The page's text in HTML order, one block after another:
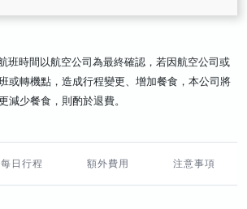
班時間以航空公司為最終確認，若因航空公司或
或轉機點，造成行程變更、增加餐食，本公司將
減少餐食，則酌於退費。
每日行程 額外費用 注意事項